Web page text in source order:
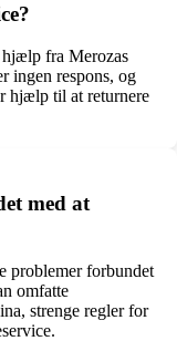
hjælp fra Merozas
ingen respons, og
hjælp til at returnere
med at
problemer forbundet
omfatte
strenge regler for